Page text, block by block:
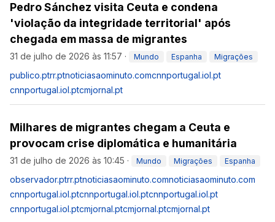
Pedro Sánchez visita Ceuta e condena
'violação da integridade territorial' após
chegada em massa de migrantes
31 de julho de 2026 às 11:57 · Mundo Espanha Migrações
publico.ptrr.ptnoticiasaominuto.comcnnportugal.iol.pt
cnnportugal.iol.ptcmjornal.pt
Milhares de migrantes chegam a Ceuta e
provocam crise diplomática e humanitária
31 de julho de 2026 às 10:45 · Mundo Migrações Espanha
observador.ptrr.ptnoticiasaominuto.comnoticiasaominuto.com
cnnportugal.iol.ptcnnportugal.iol.ptcnnportugal.iol.pt
cnnportugal.iol.ptcmjornal.ptcmjornal.ptcmjornal.pt